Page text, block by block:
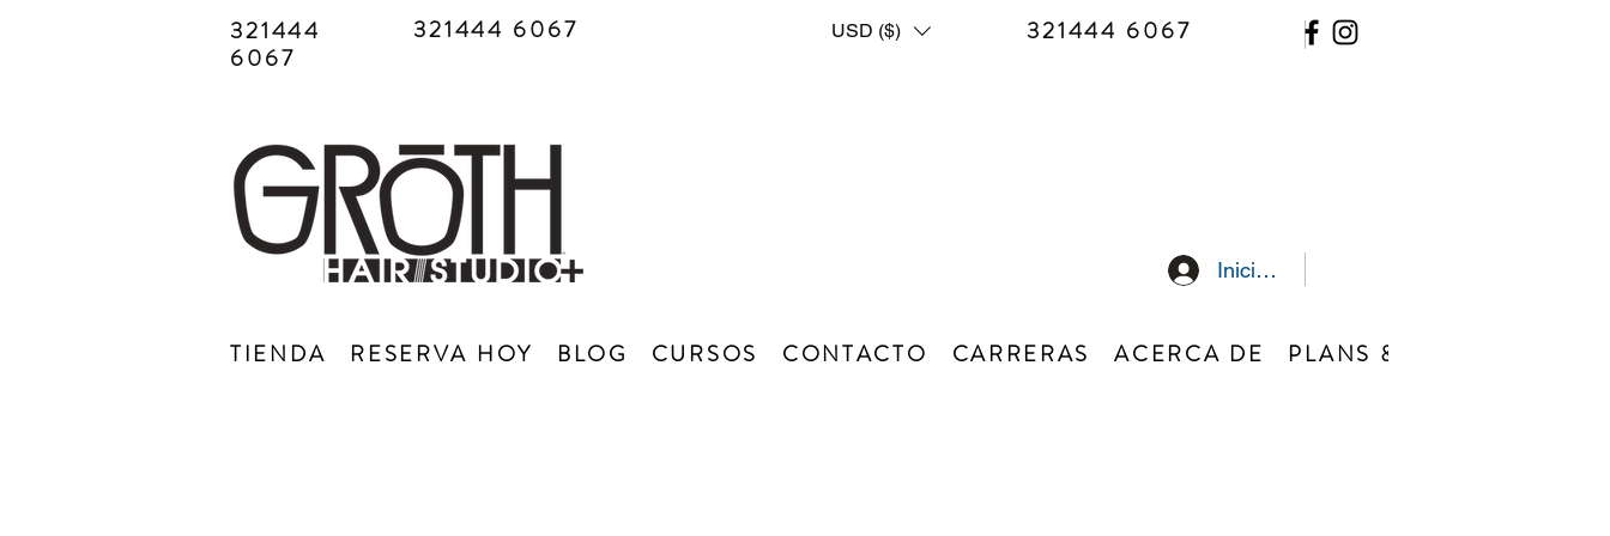
321444
6067
321444 6067 USD ($) 321444 6067
Iniciar sesión
TIENDA RESERVA HOY BLOG CURSOS CONTACTO CARRERAS ACERCA DE PLANS & PRICING